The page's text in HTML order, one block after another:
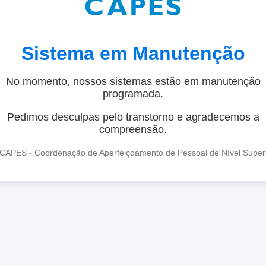
Sistema em Manutenção
No momento, nossos sistemas estão em manutenção
programada.
Pedimos desculpas pelo transtorno e agradecemos a
compreensão.
- Coordenação de Aperfeiçoamento de Pessoal de Nível